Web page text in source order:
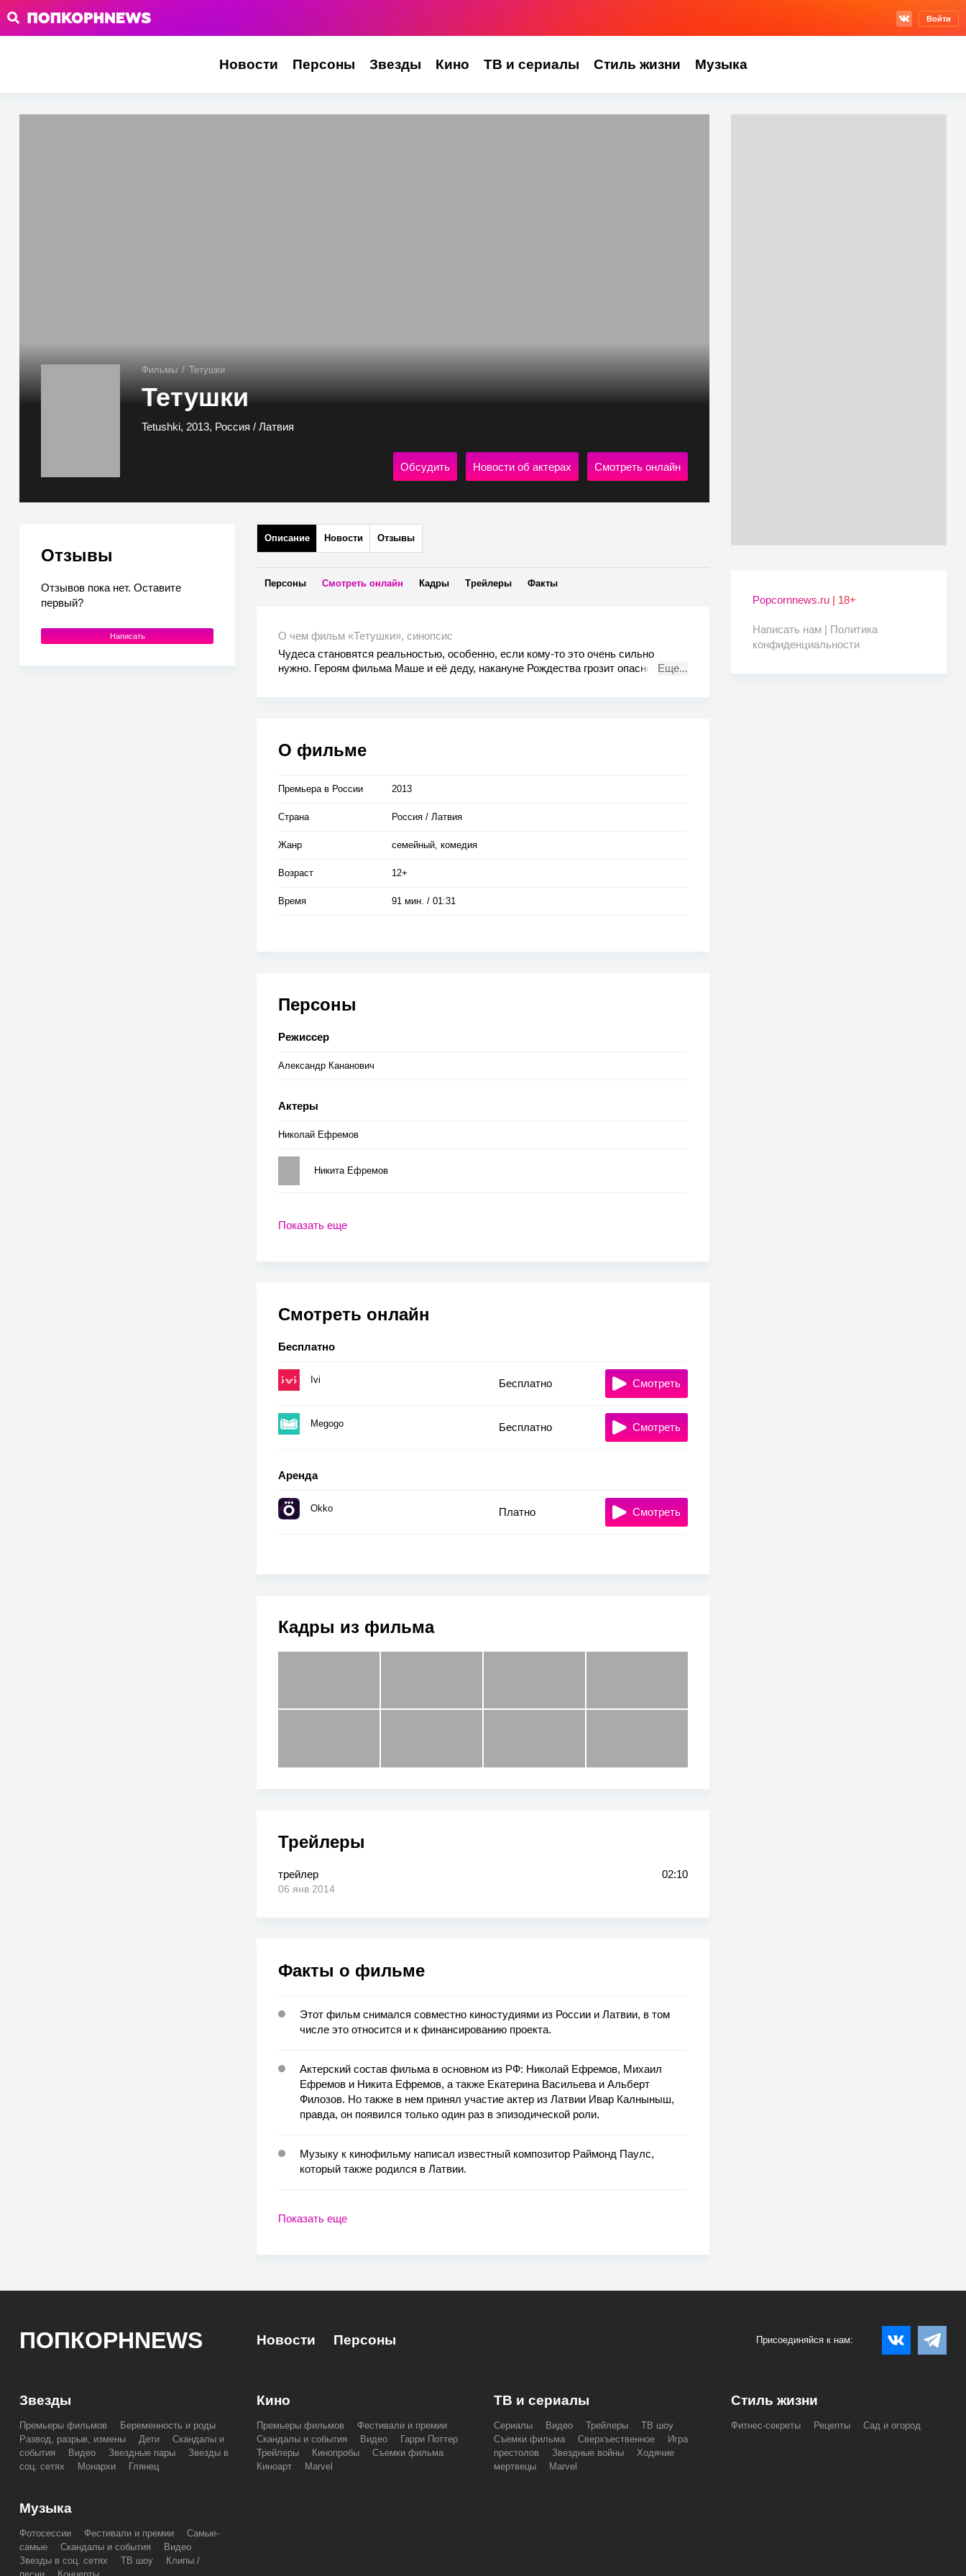
Войти
Новости Персоны Звезды Кино ТВ и сериалы Стиль жизни Музыка
Фильмы / Тетушки
Тетушки
Tetushki, 2013, Россия / Латвия
Обсудить Новости об актерах Смотреть онлайн
Отзывы
Отзывов пока нет. Оставите
первый?
Написать
Описание Новости Отзывы
Персоны Смотреть онлайн Кадры Трейлеры Факты
О чем фильм «Тетушки», синопсис
Чудеса становятся реальностью, особенно, если кому-то это очень сильно
нужно. Героям фильма Маше и её деду, накануне Рождества грозит опасность о
Еще...
О фильме
Премьера в Росcии 2013
Страна Россия / Латвия
Жанр семейный, комедия
Возраст 12+
Время 91 мин. / 01:31
Персоны
Режиссер
Александр Кананович
Актеры
Николай Ефремов
Никита Ефремов
Показать еще
Смотреть онлайн
Бесплатно
Ivi Бесплатно Смотреть
Megogo Бесплатно Смотреть
Аренда
Okko Платно Смотреть
Кадры из фильма
Трейлеры
трейлер
06 янв 2014
02:10
Факты о фильме
Этот фильм снимался совместно киностудиями из России и Латвии, в том
числе это относится и к финансированию проекта.
Актерский состав фильма в основном из РФ: Николай Ефремов, Михаил
Ефремов и Никита Ефремов, а также Екатерина Васильева и Альберт
Филозов. Но также в нем принял участие актер из Латвии Ивар Калныныш,
правда, он появился только один раз в эпизодической роли.
Музыку к кинофильму написал известный композитор Раймонд Паулс,
который также родился в Латвии.
Показать еще
Popcornnews.ru | 18+
Написать нам | Политика
конфиденциальности
ПОПКОРНNEWS Новости Персоны Присоединяйся к нам:
Звезды
Премьеры фильмов
Беременность и роды
Развод, разрыв, измены
Дети
Скандалы и
события
Видео Звездные пары
Звезды в
соц. сетях
Монархи Глянец
Кино
Премьеры фильмов
Фестивали и премии
Скандалы и события
Видео
Гарри Поттер
Трейлеры
Кинопробы
Съемки фильма
Киноарт
Marvel
ТВ и сериалы
Сериалы Видео Трейлеры
ТВ шоу
Съемки фильма
Сверхъественное
Игра
престолов
Звездные войны
Ходячие
мертвецы
Marvel
Стиль жизни
Фитнес-секреты Рецепты Сад и огород
Музыка
Фотосессии Фестивали и премии
Самые-
самые
Скандалы и события
Видео
Звезды в соц. сетях
ТВ шоу
Клипы /